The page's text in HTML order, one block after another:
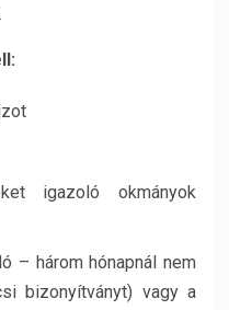
igazoló okmányok
– három hónapnál nem
bizonyítványt) vagy a